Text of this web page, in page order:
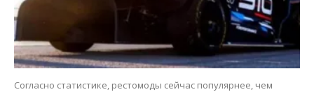
Согласно статистике, рестомоды сейчас популярнее, чем